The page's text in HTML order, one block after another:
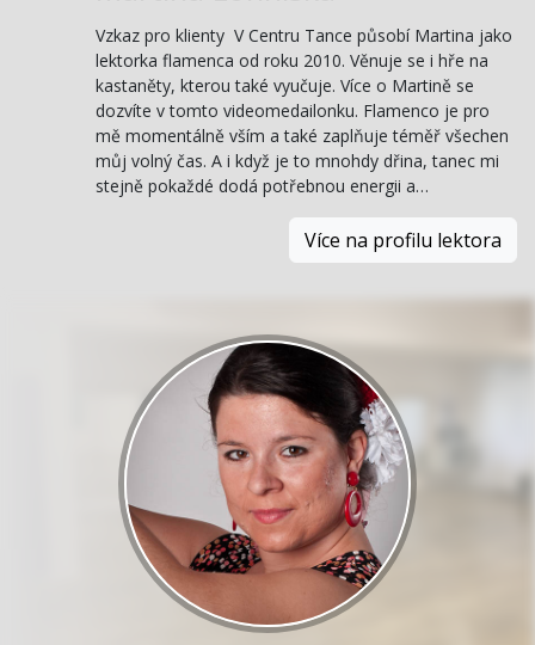
Vzkaz pro klienty V Centru Tance působí Martina jako
lektorka flamenca od roku 2010. Věnuje se i hře na
kastaněty, kterou také vyučuje. Více o Martině se
dozvíte v tomto videomedailonku. Flamenco je pro
mě momentálně vším a také zaplňuje téměř všechen
můj volný čas. A i když je to mnohdy dřina, tanec mi
stejně pokaždé dodá potřebnou energii a…
Více na profilu lektora